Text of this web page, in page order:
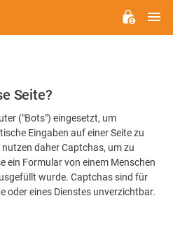
Seite?
("Bots") eingesetzt, um
Eingaben auf einer Seite zu
daher Captchas, um zu
ein Formular von einem Menschen
wurde. Captchas sind für
oder eines Dienstes unverzichtbar.